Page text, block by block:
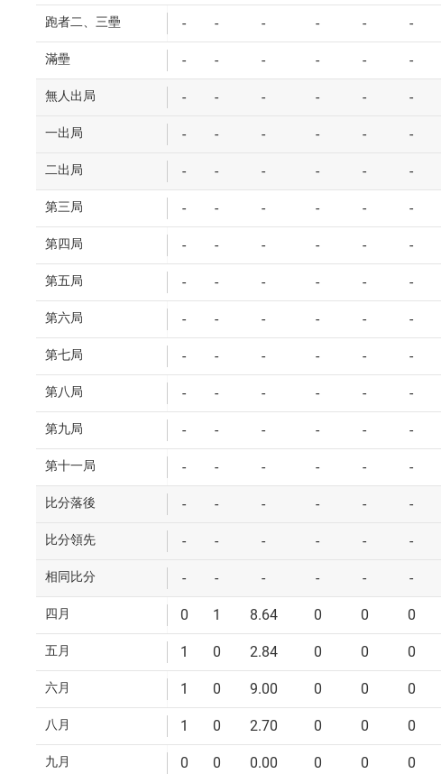
跑者二、三壘 - - - - - -
滿壘 - - - - - -
無人出局 - - - - - -
一出局 - - - - - -
二出局 - - - - - -
第三局 - - - - - -
第四局 - - - - - -
第五局 - - - - - -
第六局 - - - - - -
第七局 - - - - - -
第八局 - - - - - -
第九局 - - - - - -
第十一局 - - - - - -
比分落後 - - - - - -
比分領先 - - - - - -
相同比分 - - - - - -
四月 0 1 8.64 0 0 0
五月 1 0 2.84 0 0 0
六月 1 0 9.00 0 0 0
八月 1 0 2.70 0 0 0
九月 0 0 0.00 0 0 0